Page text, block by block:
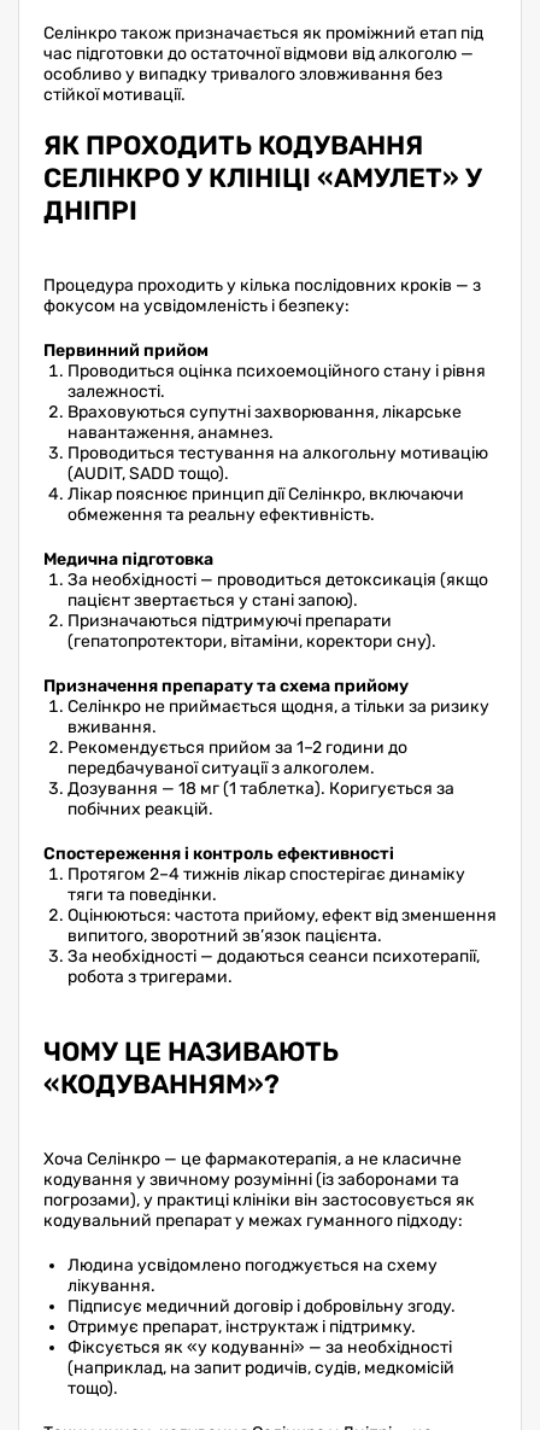
Селінкро також призначається як проміжний етап під
час підготовки до остаточної відмови від алкоголю —
особливо у випадку тривалого зловживання без
стійкої мотивації.
ЯК ПРОХОДИТЬ КОДУВАННЯ
СЕЛІНКРО У КЛІНІЦІ «АМУЛЕТ» У
ДНІПРІ
Процедура проходить у кілька послідовних кроків — з
фокусом на усвідомленість і безпеку:
Первинний прийом
Проводиться оцінка психоемоційного стану і рівня
залежності.
Враховуються супутні захворювання, лікарське
навантаження, анамнез.
Проводиться тестування на алкогольну мотивацію
(AUDIT, SADD тощо).
Лікар пояснює принцип дії Селінкро, включаючи
обмеження та реальну ефективність.
Медична підготовка
За необхідності — проводиться детоксикація (якщо
пацієнт звертається у стані запою).
Призначаються підтримуючі препарати
(гепатопротектори, вітаміни, коректори сну).
Призначення препарату та схема прийому
Селінкро не приймається щодня, а тільки за ризику
вживання.
Рекомендується прийом за 1–2 години до
передбачуваної ситуації з алкоголем.
Дозування — 18 мг (1 таблетка). Коригується за
побічних реакцій.
Спостереження і контроль ефективності
Протягом 2–4 тижнів лікар спостерігає динаміку
тяги та поведінки.
Оцінюються: частота прийому, ефект від зменшення
випитого, зворотний зв’язок пацієнта.
За необхідності — додаються сеанси психотерапії,
робота з тригерами.
ЧОМУ ЦЕ НАЗИВАЮТЬ
«КОДУВАННЯМ»?
Хоча Селінкро — це фармакотерапія, а не класичне
кодування у звичному розумінні (із заборонами та
погрозами), у практиці клініки він застосовується як
кодувальний препарат у межах гуманного підходу:
Людина усвідомлено погоджується на схему
лікування.
Підписує медичний договір і добровільну згоду.
Отримує препарат, інструктаж і підтримку.
Фіксується як «у кодуванні» — за необхідності
(наприклад, на запит родичів, судів, медкомісій
тощо).